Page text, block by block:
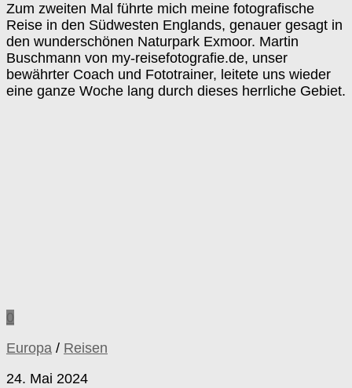
Zum zweiten Mal führte mich meine fotografische
Reise in den Südwesten Englands, genauer gesagt in
den wunderschönen Naturpark Exmoor. Martin
Buschmann von my-reisefotografie.de, unser
bewährter Coach und Fototrainer, leitete uns wieder
eine ganze Woche lang durch dieses herrliche Gebiet.
0
Europa / Reisen
24. Mai 2024